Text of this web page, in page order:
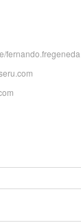
fernando.fregeneda